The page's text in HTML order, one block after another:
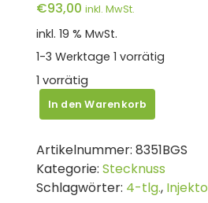
€93,00 inkl. MwSt.
inkl. 19 % MwSt.
1-3 Werktage 1 vorrätig
1 vorrätig
BGS
Injektor-
|
4-
tlg.
In den Warenkorb
Artikelnummer: 8351BGS
Kategorie: Stecknuss
Schlagwörter: 4-tlg.,